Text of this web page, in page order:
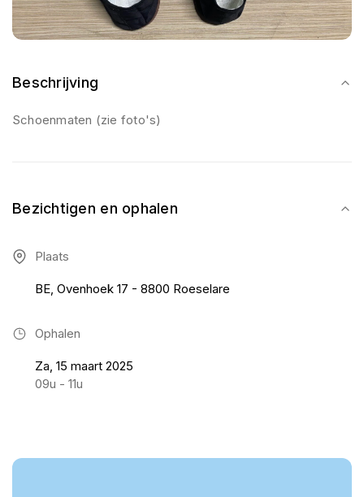
Beschrijving
Schoenmaten (zie foto's)
Bezichtigen en ophalen
Plaats
BE, Ovenhoek 17 - 8800 Roeselare
Ophalen
Za, 15 maart 2025
09u - 11u